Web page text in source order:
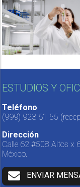
ESTUDIOS Y
Teléfono
(999) 923 61 55
Dirección
Calle 62 #508 Altos x
México.
ENVIAR